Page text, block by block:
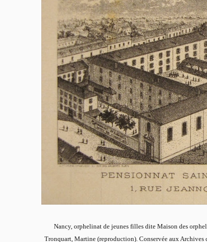
Nancy, orphelinat de jeunes filles dite Maison des
Tronquart, Martine (reproduction). Conservée aux